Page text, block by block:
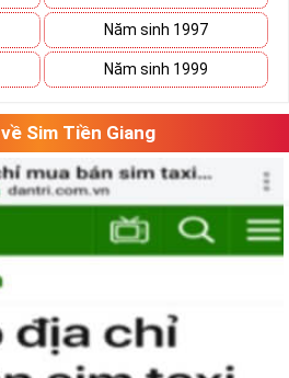
Năm sinh 1997
Năm sinh 1999
Sim Tiền Giang